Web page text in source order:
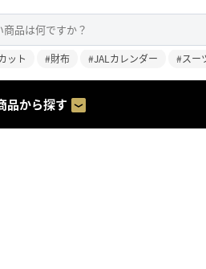
ット #財布 #JALカレンダー #スー
品から探す